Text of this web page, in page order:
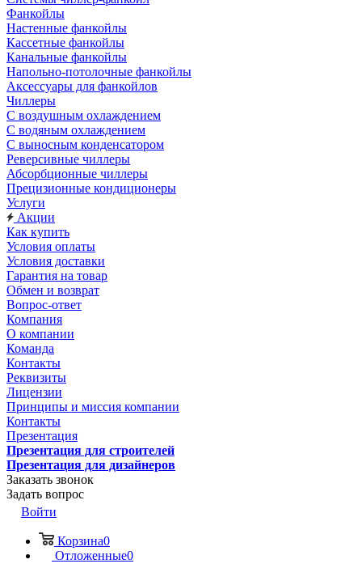
Фанкойлы
Настенные фанкойлы
Кассетные фанкойлы
Канальные фанкойлы
Напольно-потолочные фанкойлы
Аксессуары для фанкойлов
Чиллеры
С воздушным охлаждением
С водяным охлаждением
С выносным конденсатором
Реверсивные чиллеры
Абсорбционные чиллеры
Прецизионные кондиционеры
Услуги
Акции
Как купить
Условия оплаты
Условия доставки
Гарантия на товар
Обмен и возврат
Вопрос-ответ
Компания
О компании
Команда
Контакты
Реквизиты
Лицензии
Принципы и миссия компании
Контакты
Презентация
Презентация для строителей
Презентация для дизайнеров
Заказать звонок
Задать вопрос
Войти
Корзина0
Отложенные0